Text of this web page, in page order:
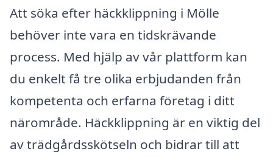
Att söka efter häckklippning i Mölle
behöver inte vara en tidskrävande
process. Med hjälp av vår plattform kan
du enkelt få tre olika erbjudanden från
kompetenta och erfarna företag i ditt
närområde. Häckklippning är en viktig del
av trädgårdsskötseln och bidrar till att